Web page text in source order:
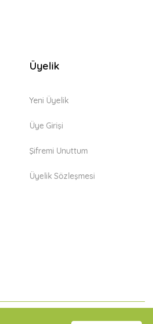
Üyelik
Yeni Üyelik
Üye Girişi
Şifremi Unuttum
Üyelik Sözleşmesi